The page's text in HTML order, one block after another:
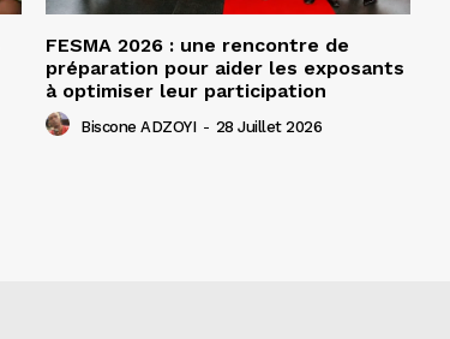
FESMA 2026 : une rencontre de
préparation pour aider les exposants
à optimiser leur participation
Biscone ADZOYI - 28 Juillet 2026